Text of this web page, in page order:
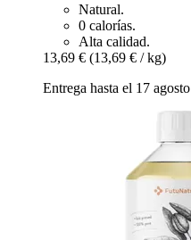
Natural.
0 calorías.
Alta calidad.
13,69 € (13,69 € / kg)
Entrega hasta el 17 agosto